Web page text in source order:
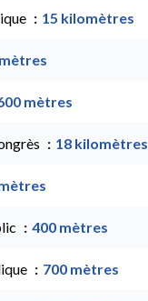
15 kilomètres
mètres
18 kilomètres
400 mètres
700 mètres